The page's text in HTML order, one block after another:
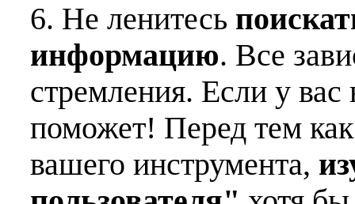
6. Не ленитесь
информацию. Все
стремления. Если у
поможет! Перед тем
вашего инструмента,